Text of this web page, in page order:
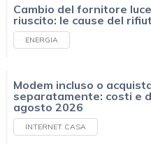
Cambio del fornitore
riuscito: le cause del
ENERGIA
Modem incluso o
separatamente: costi e
agosto 2026
INTERNET CASA